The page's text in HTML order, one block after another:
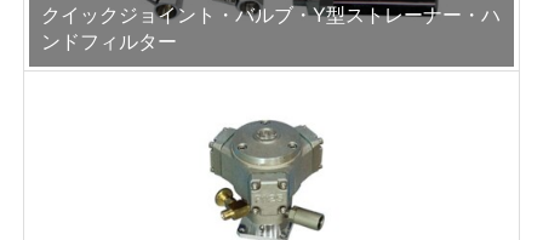
クイックジョイント・バルブ・Y型ストレーナー・ハ
ンドフィルター